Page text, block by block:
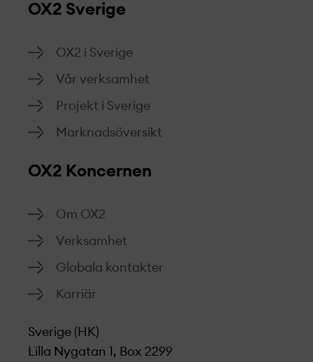
OX2 Sverige
OX2 i Sverige
Vår verksamhet
Projekt­ i Sverige
Marknads­översikt
OX2 Koncernen
Om OX2
Verksamhet
Globala kontakter
Karriär
Sverige (HK)
Lilla Nygatan 1, Box 2299